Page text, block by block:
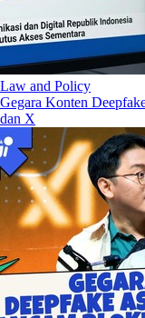
Law and Policy
Gegara Konten
dan X